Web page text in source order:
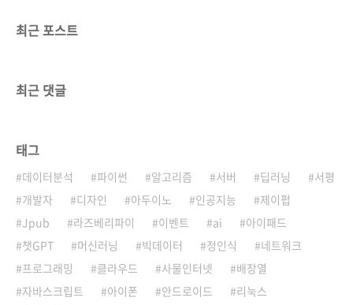
최근 포스트
최근 댓글
태그
데이터분석 파이썬 알고리즘 서버 딥러닝
서평
개발자
디자인 아두이노 인공지능
제이펍
Jpub
라즈베리파이 이벤트 ai
아이패드
챗GPT
머신러닝 빅데이터 정인식
네트워크
프로그래밍
클라우드 사물인터넷
배장열
자바스크립트
아이폰 안드로이드
리눅스